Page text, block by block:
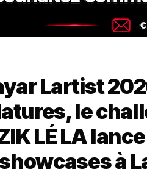
Lartist
le
LÉ LA
à